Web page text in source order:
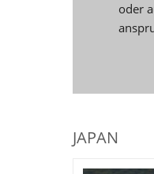
oder
JAPAN